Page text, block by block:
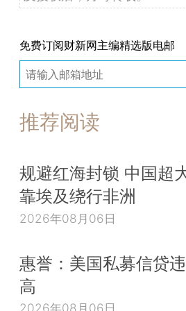
免费订阅财新网主编精选版电邮
推荐阅读
规避红海封锁 中国超
靠埃及绕行非洲
2026年08月06日
惠誉：美国私募信贷
高
2026年08月06日